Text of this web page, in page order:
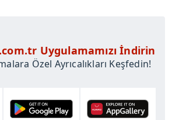
Uygulamamızı İndirin
Özel Ayrıcalıkları Keşfedin!